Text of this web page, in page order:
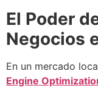
El Poder
Negocios
En un mercado
Engine